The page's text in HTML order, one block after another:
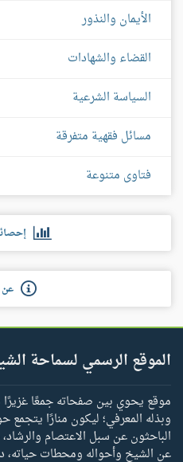
الأيمان والنذور
القضاء والشهادات
السياسة الشرعية
مسائل فقهية متفرقة
فتاوى متنوعة
عن
الموقع الرسمي لسماحة
موقع يحوي بين صفحاته جمعًا غزيرًا
وبذله المعرفي؛ ليكون منارًا يتجمع
الباحثون عن سبل الاعتصام
عن الشيخ وأحواله ومحطات حياته،